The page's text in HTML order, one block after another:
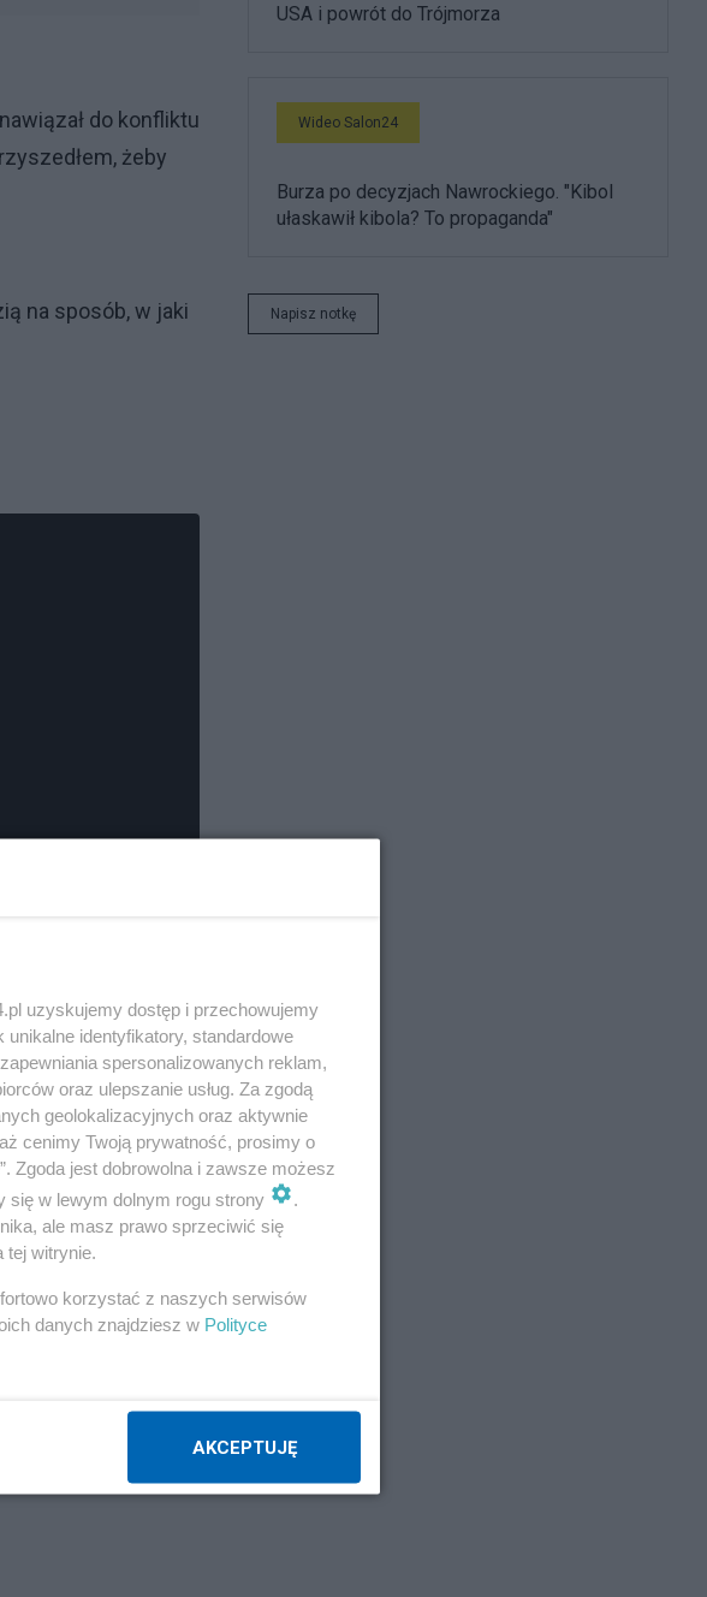
do konfliktu
żeby
na sposób, w jaki
zarzucał
można
wobec
USA i powrót do Trójmorza
Wideo Salon24
Burza po decyzjach Nawrockiego. "Kibol
ułaskawił kibola? To propaganda"
Napisz notkę
uzyskujemy dostęp i przechowujemy
identyfikatory, standardowe
spersonalizowanych reklam,
oraz ulepszanie usług. Za zgodą
geolokalizacyjnych oraz aktywnie
cenimy Twoją prywatność, prosimy o
Zgoda jest dobrowolna i zawsze możesz
się w lewym dolnym rogu strony
.
ale masz prawo sprzeciwić się
tej witrynie.
korzystać z naszych serwisów
danych znajdziesz w Polityce
AKCEPTUJĘ